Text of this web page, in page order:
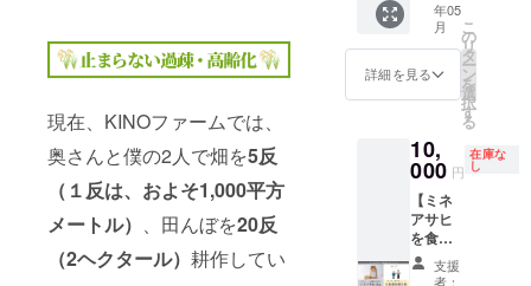
現在、KINOファームでは、
奥さんと僕の2人で畑を5反
（１反は、およそ1,000平方
メートル） 、田んぼを20反
（2ヘクタール） 耕作してい
存 原材
料及び
添加物
等の食
品表示
はお届
のラベ
ルに表
記され
ます。
商品開
封前に
は必ず
お届け
法：高
温多湿
を避け
冷暗所
で保存
賞味期
2023年
7月 原
材料及
び添加
物等の
食品表
示はお
届け商
サヒ 名
称：精
米 令和
4年産
愛知県
産 ミ
ヒ 内容
量：5ｋ
ｇ 山午
房味噌
漬 名
称：み
そ漬
（刻
封させ
て頂き
ます！
詳細】
減農薬
培米
ミネア
サヒ 名
称：精
米 令和
4年産
愛知県
産 ミ
家族に
なる事
ます。
支援決
ちらか
ら確認
のメー
ルを送
信させ
て頂き
ます。
美味し
いと評
米で
す。 野
KINO
ファー
ムで栽
培して
いる、
露地野
菜各種
る事も
ありま
す。令
和2年度
おい
て、愛
知県産
米とし
ては初
の「特
Ａ」評
トリエ
セドナ
さんの
藍染め
法の灰
汁発酵
建てで
建てた
藍染め
液で10
回程度
重ね染
農業体
験と、
地元隠
れ家農
園カ
フェで
ンチ付
き体験
コース
のセッ
トで
す。基
本的に2
名様で
年05
月
詳細を見る
こ
の
リ
タ
ー
ン
を
選
択
す
る
10,
000 円
在庫な
し
【ミネ
アサヒ
を食べ
て自給
家族に
支援
者：